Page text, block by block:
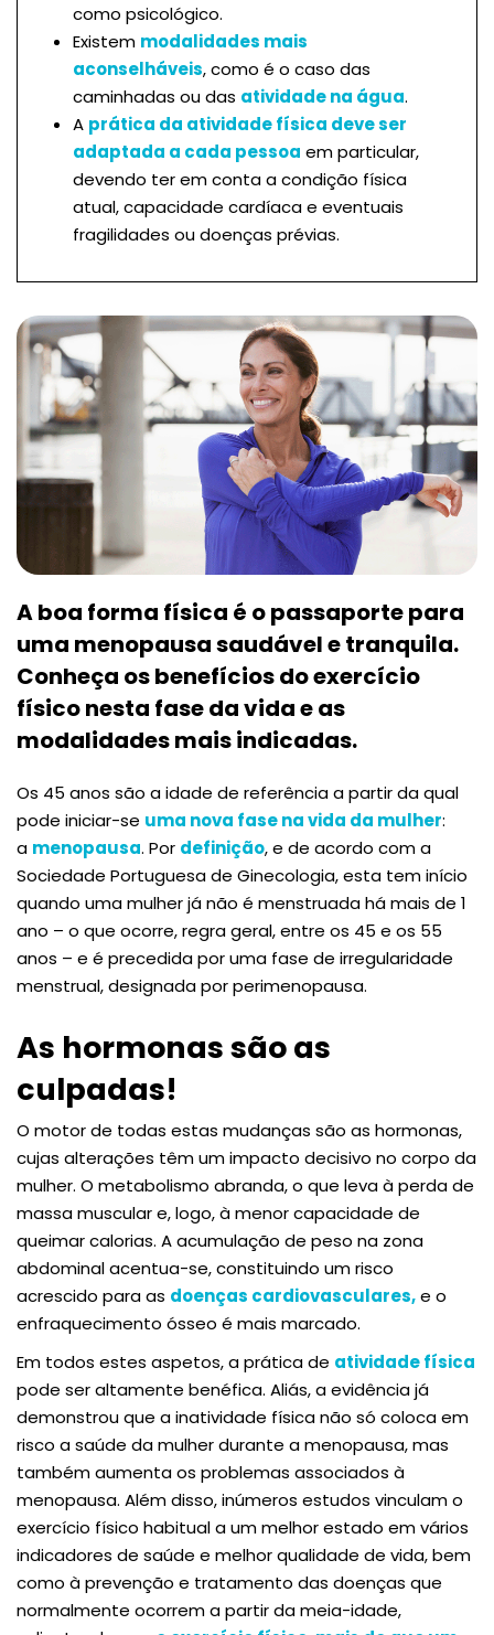
como psicológico.
Existem modalidades mais
aconselháveis, como é o caso das
caminhadas ou das atividade na água.
A prática da atividade física deve ser
adaptada a cada pessoa em particular,
devendo ter em conta a condição física
atual, capacidade cardíaca e eventuais
fragilidades ou doenças prévias.
A boa forma física é o passaporte para
uma menopausa saudável e tranquila.
Conheça os benefícios do exercício
físico nesta fase da vida e as
modalidades mais indicadas.
Os 45 anos são a idade de referência a partir da qual
pode iniciar-se uma nova fase na vida da mulher:
a menopausa. Por definição, e de acordo com a
Sociedade Portuguesa de Ginecologia, esta tem início
quando uma mulher já não é menstruada há mais de 1
ano – o que ocorre, regra geral, entre os 45 e os 55
anos – e é precedida por uma fase de irregularidade
menstrual, designada por perimenopausa.
As hormonas são as
culpadas!
O motor de todas estas mudanças são as hormonas,
cujas alterações têm um impacto decisivo no corpo da
mulher. O metabolismo abranda, o que leva à perda de
massa muscular e, logo, à menor capacidade de
queimar calorias. A acumulação de peso na zona
abdominal acentua-se, constituindo um risco
acrescido para as doenças cardiovasculares,e o
enfraquecimento ósseo é mais marcado.
Em todos estes aspetos, a prática de atividade física
pode ser altamente benéfica. Aliás, a evidência já
demonstrou que a inatividade física não só coloca em
risco a saúde da mulher durante a menopausa, mas
também aumenta os problemas associados à
menopausa. Além disso, inúmeros estudos vinculam o
exercício físico habitual a um melhor estado em vários
indicadores de saúde e melhor qualidade de vida, bem
como à prevenção e tratamento das doenças que
normalmente ocorrem a partir da meia-idade,